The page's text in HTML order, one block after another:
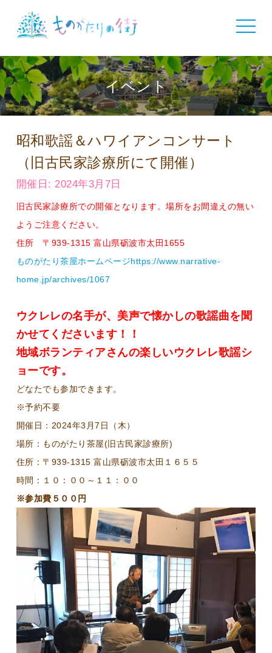
toggle
イベント
昭和歌謡＆ハワイアンコンサート
（旧古民家診療所にて開催）
開催日: 2024年3月7日
旧古民家診療所での開催となります。場所をお間違えの無い
ようご注意ください。
住所 〒939-1315 富山県砺波市太田1655
ものがたり茶屋ホームページhttps://www.narrative-
home.jp/archives/1067
ウクレレの名手が、美声で懐かしの歌謡曲を聞
かせてくださいます！！
地域ボランティアさんの楽しいウクレレ歌謡シ
ョーです。
どなたでも参加できます。
※予約不要
開催日：2024年3月7日（木）
場所：ものがたり茶屋(旧古民家診療所)
住所：〒939-1315 富山県砺波市太田１６５５
時間：１０：００～１１：００
※参加費５００円